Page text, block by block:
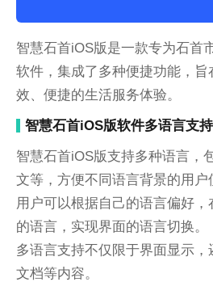
智慧石首iOS版是一款专为石首
软件，集成了多种便捷功能，
效、便捷的生活服务体验。
智慧石首iOS版软件多语言支持
智慧石首iOS版支持多种语言，
文等，方便不同语言背景的用户
用户可以根据自己的语言偏好
的语言，实现界面的语言切换。
多语言支持不仅限于界面显示
文档等内容。